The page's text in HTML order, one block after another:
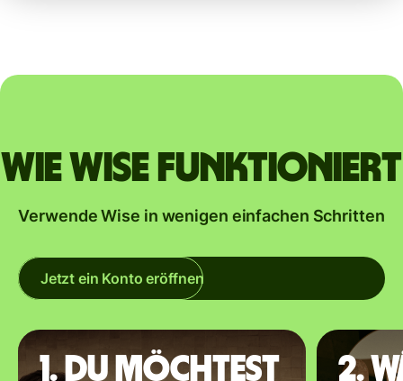
Wie Wise funktioniert
Verwende Wise in wenigen einfachen Schritten
Jetzt ein Konto eröffnen
1. Du möchtest
2.